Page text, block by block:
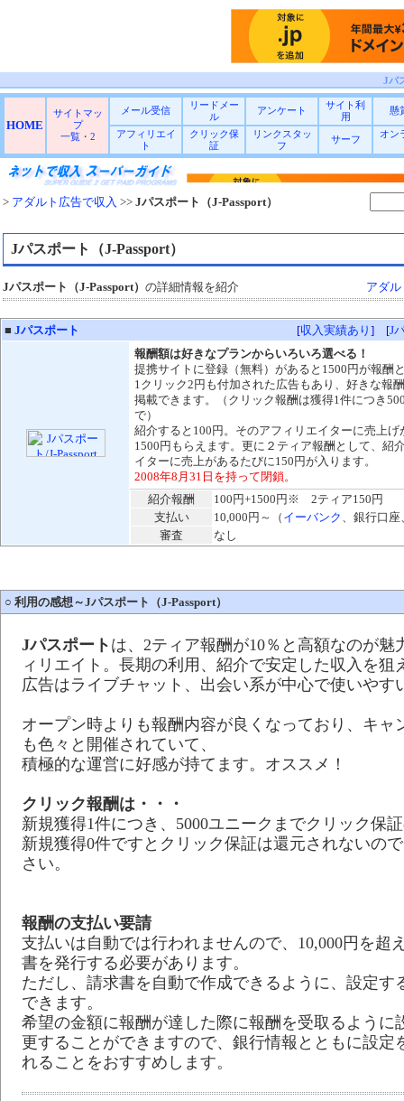
Jパ
HOME
サイトマッ
プ
一覧・ 2
メール受信
リードメー
ル
アンケート
サイト利
用
懸
アフィリエイ
ト
クリック保
証
リンクスタッ
フ
サーフ オン
> アダルト広告で収入 >> Jパスポート（J-Passport）
Jパスポート（J-Passport）
Jパスポート（J-Passport） の詳細情報を紹介 アダル
■ Jパスポート [収入実績あり ] [J
報酬額は好きなプランからいろいろ選べる！
提携サイトに登録（無料）があると1500円が報酬
1クリック2円も付加された広告もあり、好きな報
掲載できます。（クリック報酬は獲得1件につき
で）
紹介すると100円。そのアフィリエイターに売上げ
1500円もらえます。更に２ティア報酬として、紹
イターに売上があるたびに150円が入ります。
2008年8月31日を持って閉鎖。
紹介報酬
100円+1500円※ 2ティア150円
支払い
10,000円～（ イーバンク 、銀行口座
審査
なし
○ 利用の感想～Jパスポート（J-Passport）
Jパスポート は、2ティア報酬が10％と高額なのが魅
ィリエイト。長期の利用、紹介で安定した収入を狙
広告はライブチャット、出会い系が中心で使いやす
オープン時よりも報酬内容が良くなっており、キャ
も色々と開催されていて、
積極的な運営に好感が持てます。オススメ！
クリック報酬は・・・
新規獲得1件につき、5000ユニークまでクリック保
新規獲得0件ですとクリック保証は還元されないの
さい。
報酬の支払い要請
支払いは自動では行われませんので、10,000円を超
書を発行する必要があります。
ただし、請求書を自動で作成できるように、設定す
できます。
希望の金額に報酬が達した際に報酬を受取るように
更することができますので、銀行情報とともに設定
れることをおすすめします。